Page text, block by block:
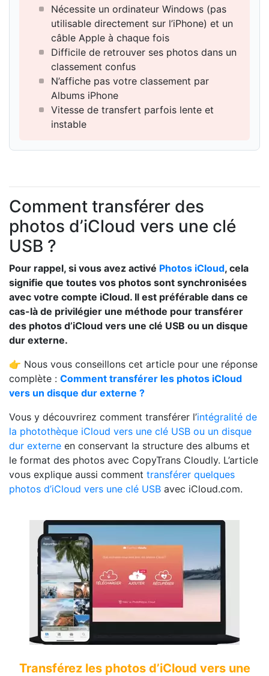
Nécessite un ordinateur Windows (pas
utilisable directement sur l’iPhone) et un
câble Apple à chaque fois
Difficile de retrouver ses photos dans un
classement confus
N’affiche pas votre classement par
Albums iPhone
Vitesse de transfert parfois lente et
instable
Comment transférer des
photos d’iCloud vers une clé
USB ?
Pour rappel, si vous avez activé Photos iCloud, cela
signifie que toutes vos photos sont synchronisées
avec votre compte iCloud. Il est préférable dans ce
cas-là de privilégier une méthode pour transférer
des photos d’iCloud vers une clé USB ou un disque
dur externe.
👉 Nous vous conseillons cet article pour une réponse
complète : Comment transférer les photos iCloud
vers un disque dur externe ?
Vous y découvrirez comment transférer l’intégralité de
la photothèque iCloud vers une clé USB ou un disque
dur externe en conservant la structure des albums et
le format des photos avec CopyTrans Cloudly. L’article
vous explique aussi comment transférer quelques
photos d’iCloud vers une clé USB avec iCloud.com.
Transférez les photos d’iCloud vers une